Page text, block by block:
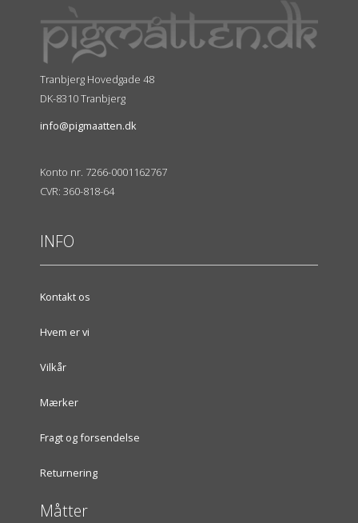
Tranbjerg Hovedgade 48
DK-8310 Tranbjerg
info@pigmaatten.dk
Konto nr. 7266-0001162767
CVR: 360-818-64
INFO
Kontakt os
Hvem er vi
Vilkår
Mærker
Fragt og forsendelse
Returnering
Måtter